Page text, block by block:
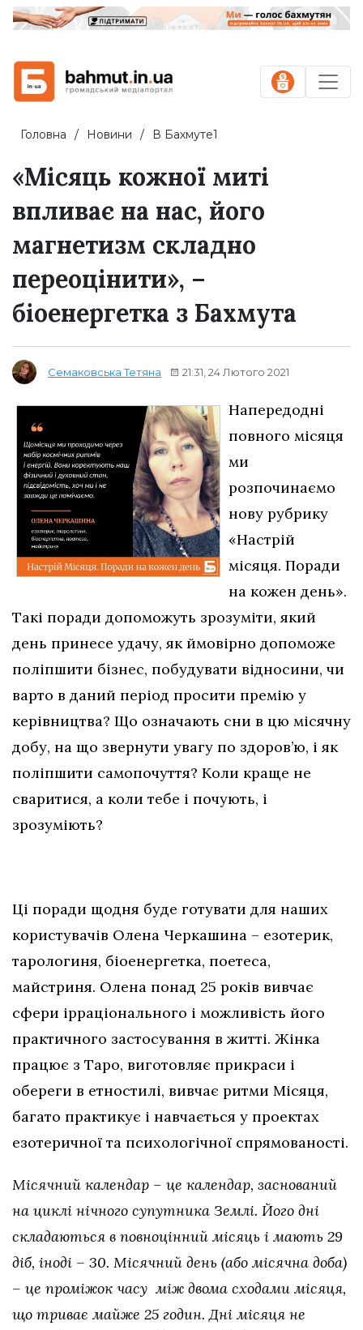
Головна Новини В Бахмуте1
«Місяць кожної миті
впливає на нас, його
магнетизм складно
переоцінити», –
біоенергетка з Бахмута
Семаковська Тетяна 21:31, 24 Лютого 2021
Напередодні
повного місяця
ми
розпочинаємо
нову рубрику
«Настрій
місяця. Поради
на кожен день».
Такі поради допоможуть зрозуміти, який
день принесе удачу, як ймовірно допоможе
поліпшити бізнес, побудувати відносини, чи
варто в даний період просити премію у
керівництва? Що означають сни в цю місячну
добу, на що звернути увагу по здоров’ю, і як
поліпшити самопочуття? Коли краще не
сваритися, а коли тебе і почують, і
зрозуміють?
Ці поради щодня буде готувати для наших
користувачів Олена Черкашина – езотерик,
тарологиня, біоенергетка, поетеса,
майстриня. Олена понад 25 років вивчає
сфери ірраціонального і можливість його
практичного застосування в житті. Жінка
працює з Таро, виготовляє прикраси і
обереги в етностилі, вивчає ритми Місяця,
багато практикує і навчається у проектах
езотеричної та психологічної спрямованості.
Місячний календар – це календар, заснований
на циклі нічного супутника Землі. Його дні
складаються в повноцінний місяць і мають 29
діб, іноді – 30. Місячний день (або місячна доба)
– це проміжок часу між двома сходами місяця,
що триває майже 25 годин. Дні місяця не